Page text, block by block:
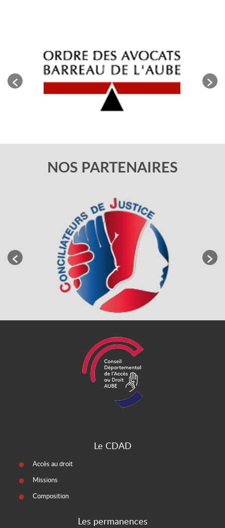
NOS PARTENAIRES
Le CDAD
Accès au droit
Missions
Composition
Les permanences